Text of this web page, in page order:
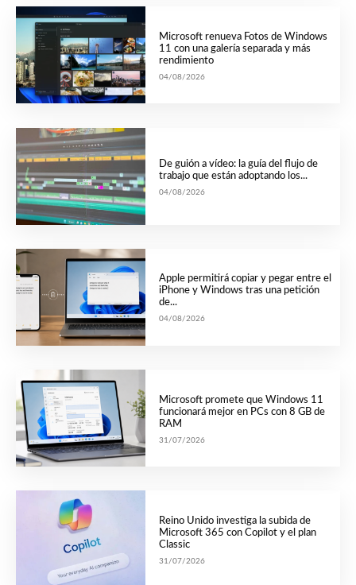
Microsoft renueva Fotos de Windows
11 con una galería separada y más
rendimiento
04/08/2026
De guión a vídeo: la guía del flujo de
trabajo que están adoptando los...
04/08/2026
Apple permitirá copiar y pegar entre el
iPhone y Windows tras una petición
de...
04/08/2026
Microsoft promete que Windows 11
funcionará mejor en PCs con 8 GB de
RAM
31/07/2026
Reino Unido investiga la subida de
Microsoft 365 con Copilot y el plan
Classic
31/07/2026